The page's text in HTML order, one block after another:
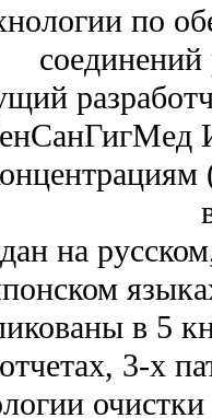
по
на
в 5
3-х